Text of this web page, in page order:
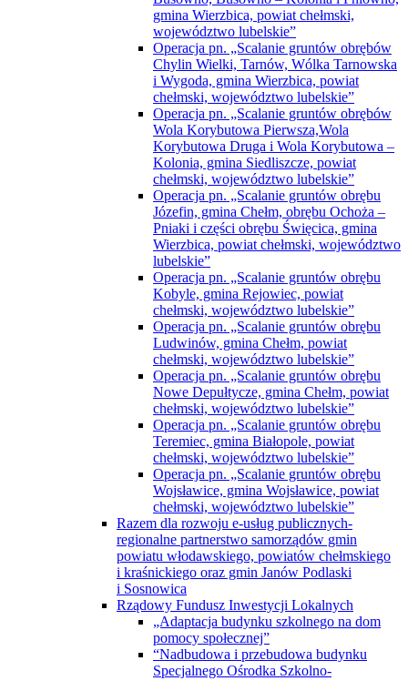
gmina Wierzbica, powiat chełmski,
województwo lubelskie”
Operacja pn. „Scalanie gruntów obrębów
Chylin Wielki, Tarnów, Wólka Tarnowska
i Wygoda, gmina Wierzbica, powiat
chełmski, województwo lubelskie”
Operacja pn. „Scalanie gruntów obrębów
Wola Korybutowa Pierwsza,Wola
Korybutowa Druga i Wola Korybutowa –
Kolonia, gmina Siedliszcze, powiat
chełmski, województwo lubelskie”
Operacja pn. „Scalanie gruntów obrębu
Józefin, gmina Chełm, obrębu Ochoża –
Pniaki i części obrębu Święcica, gmina
Wierzbica, powiat chełmski, województwo
lubelskie”
Operacja pn. „Scalanie gruntów obrębu
Kobyle, gmina Rejowiec, powiat
chełmski, województwo lubelskie”
Operacja pn. „Scalanie gruntów obrębu
Ludwinów, gmina Chełm, powiat
chełmski, województwo lubelskie”
Operacja pn. „Scalanie gruntów obrębu
Nowe Depułtycze, gmina Chełm, powiat
chełmski, województwo lubelskie”
Operacja pn. „Scalanie gruntów obrębu
Teremiec, gmina Białopole, powiat
chełmski, województwo lubelskie”
Operacja pn. „Scalanie gruntów obrębu
Wojsławice, gmina Wojsławice, powiat
chełmski, województwo lubelskie”
Razem dla rozwoju e-usług publicznych-
regionalne partnerstwo samorządów gmin
powiatu włodawskiego, powiatów chełmskiego
i kraśnickiego oraz gmin Janów Podlaski
i Sosnowica
Rządowy Fundusz Inwestycji Lokalnych
„Adaptacja budynku szkolnego na dom
pomocy społecznej”
“Nadbudowa i przebudowa budynku
Specjalnego Ośrodka Szkolno-